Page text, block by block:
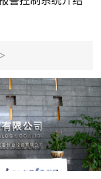
有仲裁机制和冗余
总线传输技术、线
检测与保护技术、
电感烟探测技术、
的系统抗干扰技术
专利技术和专有技